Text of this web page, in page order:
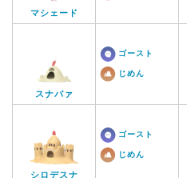
マシェード
スナバァ
ゴースト
じめん
シロデスナ
ゴースト
じめん